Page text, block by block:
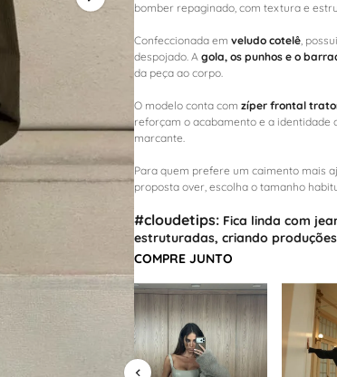
bomber repaginado, com textura e
Confeccionada em veludo cotelê, possui
despojado. A gola, os punhos e o
da peça ao corpo.
O modelo conta com zíper frontal
reforçam o acabamento e a identidade
marcante.
Para quem prefere um caimento mais
proposta over, escolha o tamanho
#cloudetips: Fica linda com
estruturadas, criando
COMPRE JUNTO